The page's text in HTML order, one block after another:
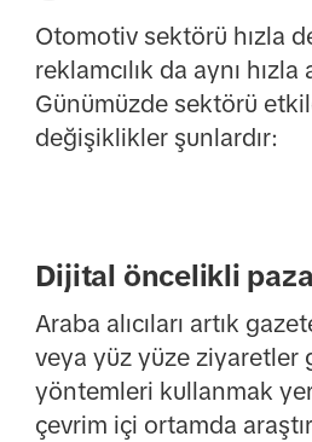
Otomotiv sektörü hızla
reklamcılık da aynı
Günümüzde sektörü
değişiklikler şunlardır:
Dijital öncelikli
Araba alıcıları artık
veya yüz yüze ziyaretler
yöntemleri kullanmak
çevrim içi ortamda